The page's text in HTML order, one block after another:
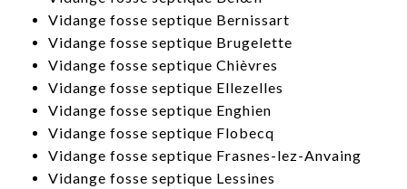
​Vidange fosse septique Bernissart
​Vidange fosse septique Brugelette
​Vidange fosse septique Chièvres
​Vidange fosse septique Ellezelles
​Vidange fosse septique Enghien
​Vidange fosse septique Flobecq
​Vidange fosse septique Frasnes-lez-Anvaing
Vidange fosse septique Lessines